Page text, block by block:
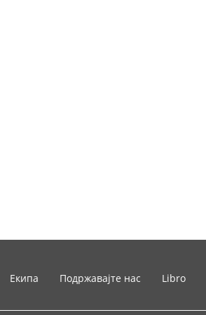
Екипа Подржавајте нас Libro